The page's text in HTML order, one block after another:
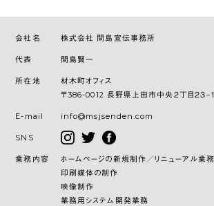
会社名 株式会社 間島宣伝事務所
代表 間島賢一
所在地
材木町オフィス
〒386-0012 長野県上田市中央２丁目２３−
E-mail info@msjsenden.com
SNS
業務内容
ホームページの新規制作／リニューアル業務
印刷媒体の制作
映像制作
業務用システム開発業務